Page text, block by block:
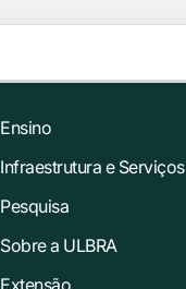
Ensino
Infraestrutura e Serviços
Pesquisa
Sobre a ULBRA
Extensão